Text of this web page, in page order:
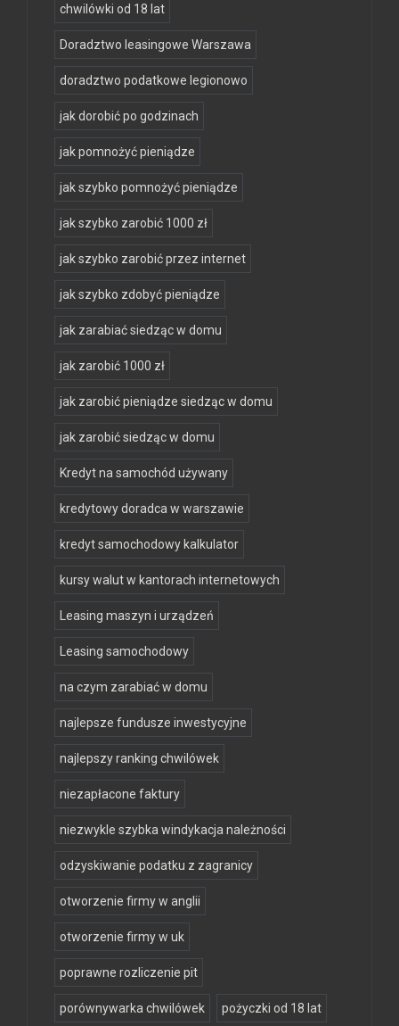
chwilówki od 18 lat
Doradztwo leasingowe Warszawa
doradztwo podatkowe legionowo
jak dorobić po godzinach
jak pomnożyć pieniądze
jak szybko pomnożyć pieniądze
jak szybko zarobić 1000 zł
jak szybko zarobić przez internet
jak szybko zdobyć pieniądze
jak zarabiać siedząc w domu
jak zarobić 1000 zł
jak zarobić pieniądze siedząc w domu
jak zarobić siedząc w domu
Kredyt na samochód używany
kredytowy doradca w warszawie
kredyt samochodowy kalkulator
kursy walut w kantorach internetowych
Leasing maszyn i urządzeń
Leasing samochodowy
na czym zarabiać w domu
najlepsze fundusze inwestycyjne
najlepszy ranking chwilówek
niezapłacone faktury
niezwykle szybka windykacja należności
odzyskiwanie podatku z zagranicy
otworzenie firmy w anglii
otworzenie firmy w uk
poprawne rozliczenie pit
porównywarka chwilówek pożyczki od 18 lat